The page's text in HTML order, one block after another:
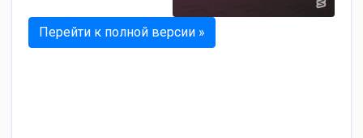
Перейти к полной версии »